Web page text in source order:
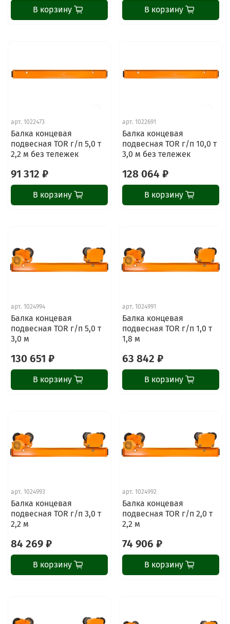
В корзину В корзину
арт. 1022473
Балка концевая
подвесная TOR г/п 5,0 т
2,2 м без тележек
91 312 ₽
В корзину
арт. 1022691
Балка концевая
подвесная TOR г/п 10,0 т
3,0 м без тележек
128 064 ₽
В корзину
арт. 1024994
Балка концевая
подвесная TOR г/п 5,0 т
3,0 м
130 651 ₽
В корзину
арт. 1024991
Балка концевая
подвесная TOR г/п 1,0 т
1,8 м
63 842 ₽
В корзину
арт. 1024993
Балка концевая
подвесная TOR г/п 3,0 т
2,2 м
84 269 ₽
В корзину
арт. 1024992
Балка концевая
подвесная TOR г/п 2,0 т
2,2 м
74 906 ₽
В корзину